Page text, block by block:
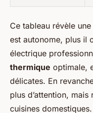
Ce tableau révèle
est autonome, plus il
électrique
thermique optimale,
délicates. En
plus d’attention,
cuisines